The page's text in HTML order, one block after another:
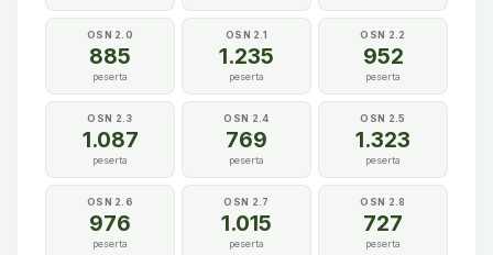
OSN 2.0
885
peserta
OSN 2.1
1.235
peserta
OSN 2.2
952
peserta
OSN 2.3
1.087
peserta
OSN 2.4
769
peserta
OSN 2.5
1.323
peserta
OSN 2.6
976
peserta
OSN 2.7
1.015
peserta
OSN 2.8
727
peserta